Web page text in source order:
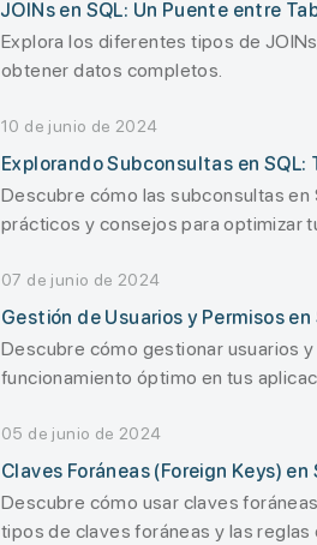
JOINs en SQL: Un Puente entre
Explora los diferentes tipos de
obtener datos completos.
10 de junio de 2024
Explorando Subconsultas en
Descubre cómo las subconsultas
prácticos y consejos para optimizar
07 de junio de 2024
Gestión de Usuarios y Permisos
Descubre cómo gestionar usuarios
funcionamiento óptimo en tus
05 de junio de 2024
Claves Foráneas (Foreign Keys) en
Descubre cómo usar claves
tipos de claves foráneas y las reglas